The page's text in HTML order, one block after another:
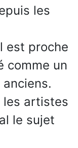
les
est proche
comme un
les artistes
le sujet